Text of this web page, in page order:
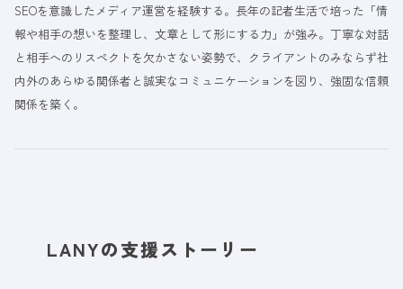
SEOを意識したメディア運営を経験する。長年の記者生活で培った「情
報や相手の想いを整理し、文章として形にする力」が強み。丁寧な対話
と相手へのリスペクトを欠かさない姿勢で、クライアントのみならず社
内外のあらゆる関係者と誠実なコミュニケーションを図り、強固な信頼
関係を築く。
LANYの支援ストーリー